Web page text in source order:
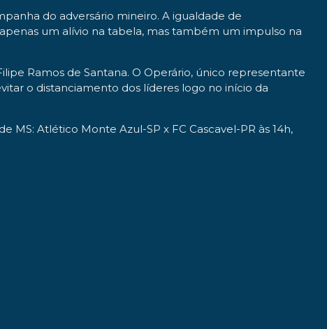
do adversário mineiro. A igualdade de
um alívio na tabela, mas também um impulso na
Ramos de Santana. O Operário, único representante
o distanciamento dos líderes logo no início da
Atlético Monte Azul-SP x FC Cascavel-PR às 14h,